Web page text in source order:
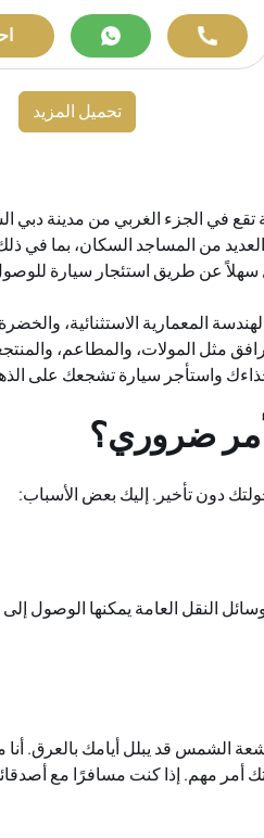
تحميل المزيد
تقع في الجزء الغربي من مدينة
من المساجد السكان، بما في
سهلاً عن طريق استئجار سيارة
المعمارية الاستثنائية،
مثل المولات، والمطاعم،
واستأجر سيارة تشجعك على
أمر ضروري؟
دون تأخير. إليك بعض الأسباب:
وسائل النقل العامة يمكنها
قد يبلل أيامك بالعرق. أنا
أمر مهم. إذا كنت مسافرًا مع